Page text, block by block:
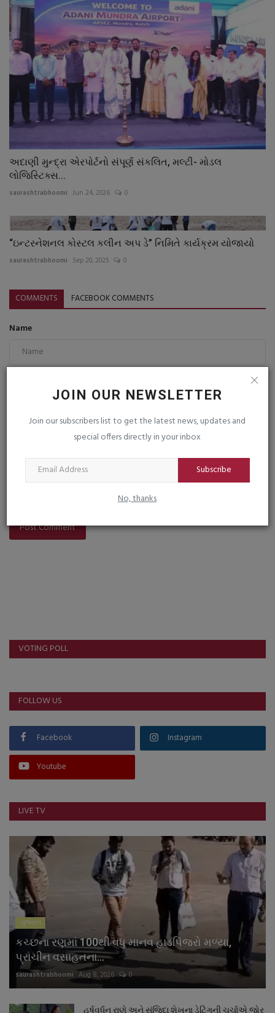
JOIN OUR NEWSLETTER
Join our subscribers list to get the latest news, updates and
special offers directly in your inbox
Subscribe
No, thanks
અદાણી મુન્દ્રા એરપોર્ટનો સંપૂર્ણ સંકલિત, મલ્ટી- મોડલ
લોજિસ્ટિક્સ...
saurashtrabhoomi Jun 24, 2026 0
“ઇન્ટરનેશનલ કોસ્ટલ કલીન અપ ડે” નિમિતે કાર્યક્રમ યોજાયો
saurashtrabhoomi Sep 20, 2025 0
COMMENTS FACEBOOK COMMENTS
Name
Post Comment
VOTING POLL
FOLLOW US
Facebook Instagram
Youtube
LIVE TV
ગુજરાત
કચ્છના રણમાં 100થી વધુ માનવ હાડપિંજરો મળ્યા,
પ્રાચીન વસાહતના...
saurashtrabhoomi Aug 8, 2026 0
હર્ષવર્ધન રાણે અને સંજિદા શેખના ડેટિંગની ચર્ચાએ જોર